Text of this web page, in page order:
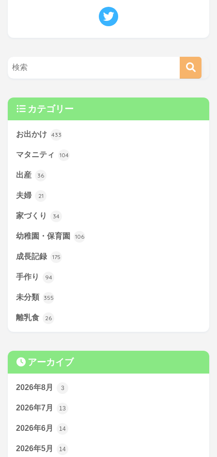
カテゴリー
お出かけ 433
マタニティ 104
出産 36
夫婦 21
家づくり 34
幼稚園・保育園 106
成長記録 175
手作り 94
未分類 355
離乳食 26
アーカイブ
2026年8月 3
2026年7月 13
2026年6月 14
2026年5月 14